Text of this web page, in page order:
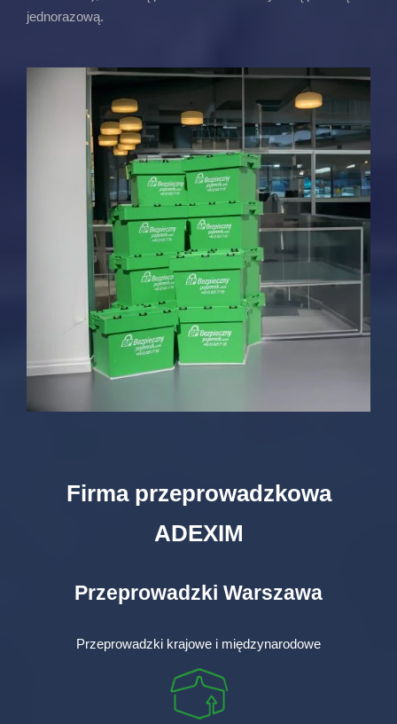
jednorazową.
Firma przeprowadzkowa
ADEXIM
Przeprowadzki Warszawa
Przeprowadzki krajowe i międzynarodowe